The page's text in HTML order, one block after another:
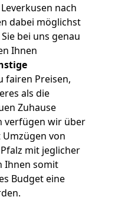
nach
dabei möglichst
bei uns genau
Ihnen
fairen Preisen,
als die
Zuhause
verfügen wir über
von
mit jeglicher
Ihnen somit
Budget eine